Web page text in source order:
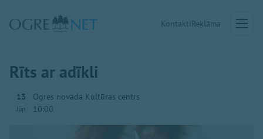
KontaktiReklāma
Rīts ar adīkli
13
Jūn
Ogres novada Kultūras centrs
10:00